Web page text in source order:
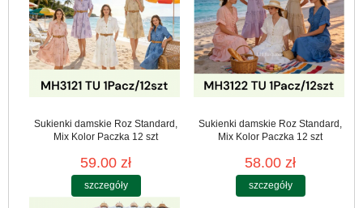
Sukienki damskie Roz Standard,
Mix Kolor Paczka 12 szt
59.00 zł
szczegóły
Sukienki damskie Roz Standard,
Mix Kolor Paczka 12 szt
58.00 zł
szczegóły